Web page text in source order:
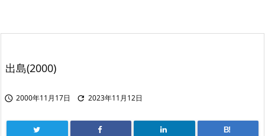
出島(2000)
 2000年11月17日  2023年11月12日
B!